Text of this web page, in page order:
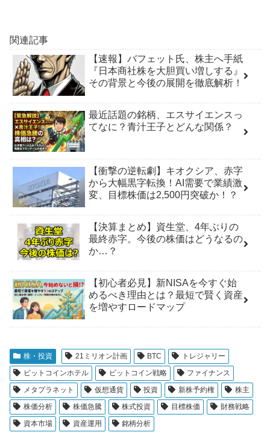
関連記事
【速報】バフェット氏、株主へ手紙
『日本商社株を大胆買い増しする』
その背景と今後の展開を徹底解析！
最近話題の銘柄、エスサイエンスっ
てなに？青汁王子とどんな関係？
【衝撃の逆転劇】キオクシア、赤字
から大幅黒字転換！AI需要で業績激
変、目標株価は2,500円突破か！？
【決算まとめ】資生堂、4年ぶりの
最終赤字。今後の株価はどうなるの
か…？
【初心者必見】新NISAを今すぐ始
めるべき理由とは？最短で賢く資産
を増やすロードマップ
株・投資 21ミリオン計画 BTC
トレジャリー
ビットコインホテル
ビットコイン戦略
ファイナンス
メタプラネット
仮想通貨 投資 新株予約権
株主
株価分析
株価急騰 株式投資 目標株価
財務戦略
資本市場
資産運用 銘柄分析